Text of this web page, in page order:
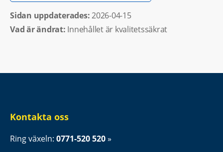
Sidan uppdaterades: 2026-04-15
Vad är ändrat: Innehållet är kvalitetssäkrat
Kontakta oss
Ring växeln: 0771-520 520